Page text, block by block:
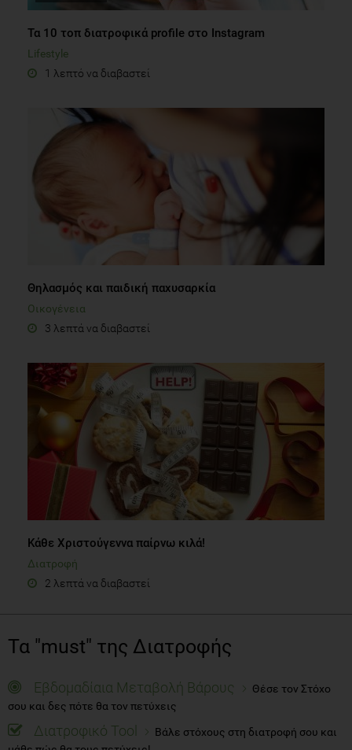
Τα 10 τοπ διατροφικά profile στο Instagram
Lifestyle
1 λεπτό να διαβαστεί
Θηλασμός και παιδική παχυσαρκία
Οικογένεια
3 λεπτά να διαβαστεί
Κάθε Χριστούγεννα παίρνω κιλά!
Διατροφή
2 λεπτά να διαβαστεί
Τα "must" της Διατροφής
Εβδομαδίαια Μεταβολή Βάρους
Θέσε τον Στόχο
σου και δες πότε θα τον πετύχεις
Διατροφικό Tool
Βάλε στόχους στη διατροφή σου και